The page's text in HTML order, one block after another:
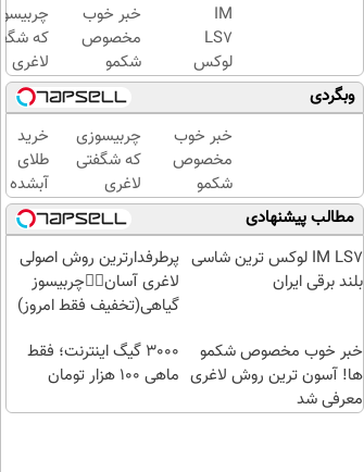
IM
LS7
لوکس
ترین
شاسی
بلند
برقی
ایران
خبر خوب
مخصوص
شکمو
ها!
آسون
ترین
روش
لاغری
معرفی
شد
که
لاغری
آسان را
رقم زد!
وبگردی
خبر خوب
مخصوص
شکمو
ها!
آسون
ترین
شد
چربیسوزی
که شگفتی
لاغری
آسان را
رقم زد!
خرید
طلای
آبشده
حتی با
۱۰۰هزارتومان
مطالب پیشنهادی
IM LS7 لوکس ترین شاسی
بلند برقی ایران
پرطرفدارترین روش اصولی
لاغری آسان👈🏻چربیسوز
گیاهی(تخفیف فقط امروز)
خبر خوب مخصوص شکمو
ها! آسون ترین روش لاغری
معرفی شد
3000 گیگ اینترنت؛ فقط
ماهی 100 هزار تومان